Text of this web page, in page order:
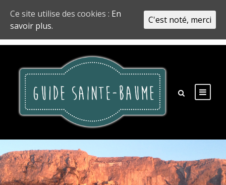
Ce site utilise des cookies : En
savoir plus.
C'est noté, merci